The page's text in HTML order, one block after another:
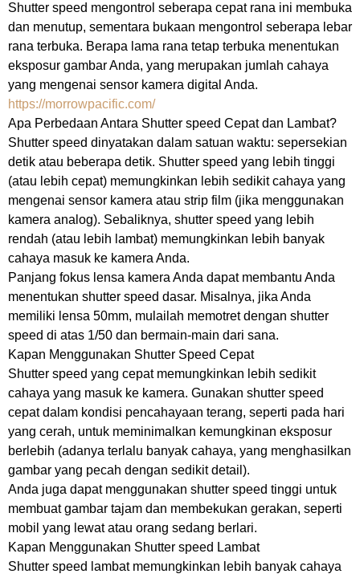
Shutter speed mengontrol seberapa cepat rana ini membuka
dan menutup, sementara bukaan mengontrol seberapa lebar
rana terbuka. Berapa lama rana tetap terbuka menentukan
eksposur gambar Anda, yang merupakan jumlah cahaya
yang mengenai sensor kamera digital Anda.
https://morrowpacific.com/
Apa Perbedaan Antara Shutter speed Cepat dan Lambat?
Shutter speed dinyatakan dalam satuan waktu: sepersekian
detik atau beberapa detik. Shutter speed yang lebih tinggi
(atau lebih cepat) memungkinkan lebih sedikit cahaya yang
mengenai sensor kamera atau strip film (jika menggunakan
kamera analog). Sebaliknya, shutter speed yang lebih
rendah (atau lebih lambat) memungkinkan lebih banyak
cahaya masuk ke kamera Anda.
Panjang fokus lensa kamera Anda dapat membantu Anda
menentukan shutter speed dasar. Misalnya, jika Anda
memiliki lensa 50mm, mulailah memotret dengan shutter
speed di atas 1/50 dan bermain-main dari sana.
Kapan Menggunakan Shutter Speed Cepat
Shutter speed yang cepat memungkinkan lebih sedikit
cahaya yang masuk ke kamera. Gunakan shutter speed
cepat dalam kondisi pencahayaan terang, seperti pada hari
yang cerah, untuk meminimalkan kemungkinan eksposur
berlebih (adanya terlalu banyak cahaya, yang menghasilkan
gambar yang pecah dengan sedikit detail).
Anda juga dapat menggunakan shutter speed tinggi untuk
membuat gambar tajam dan membekukan gerakan, seperti
mobil yang lewat atau orang sedang berlari.
Kapan Menggunakan Shutter speed Lambat
Shutter speed lambat memungkinkan lebih banyak cahaya